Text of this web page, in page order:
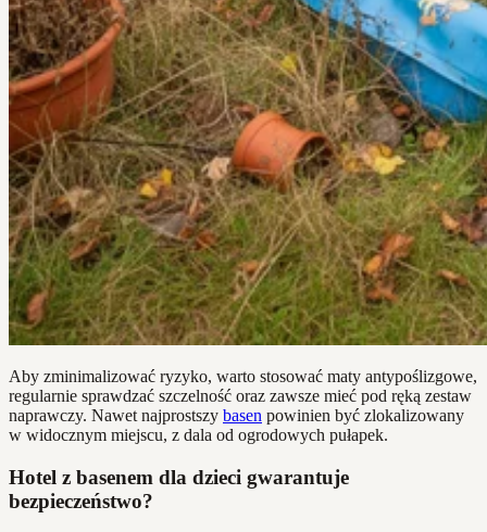
Aby zminimalizować ryzyko, warto stosować maty antypoślizgowe,
regularnie sprawdzać szczelność oraz zawsze mieć pod ręką zestaw
naprawczy. Nawet najprostszy basen powinien być zlokalizowany
w widocznym miejscu, z dala od ogrodowych pułapek.
Hotel z basenem dla dzieci gwarantuje
bezpieczeństwo?